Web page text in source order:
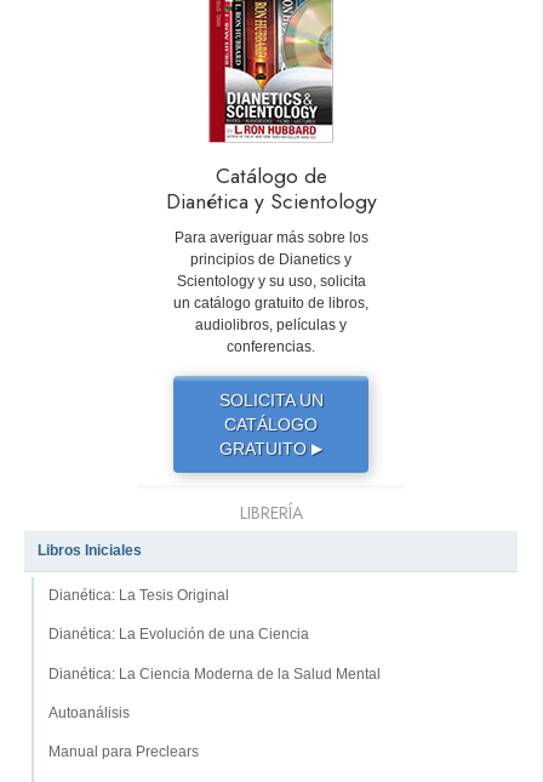
Catálogo de
Dianética y Scientology
Para averiguar más sobre los
principios de Dianetics y
Scientology y su uso, solicita
un catálogo gratuito de libros,
audiolibros, películas y
conferencias.
SOLICITA UN
CATÁLOGO
GRATUITO ▶
LIBRERÍA
Libros Iniciales
Dianética: La Tesis Original
Dianética: La Evolución de una Ciencia
Dianética: La Ciencia Moderna de la Salud Mental
Autoanálisis
Manual para Preclears